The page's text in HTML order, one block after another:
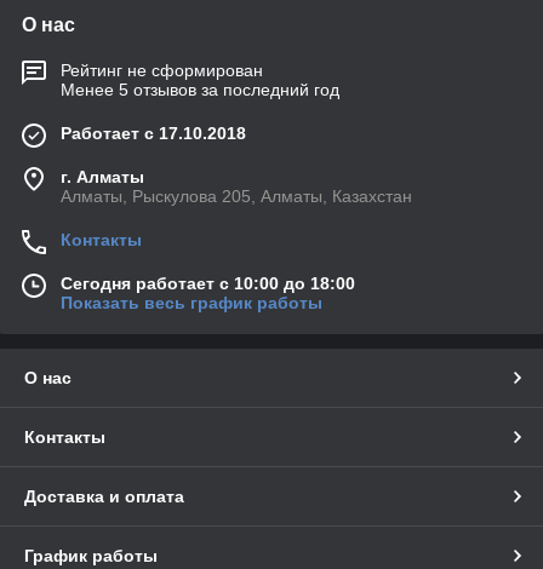
О нас
Рейтинг не сформирован
Менее 5 отзывов за последний год
Работает с 17.10.2018
г. Алматы
Алматы, Рыскулова 205, Алматы, Казахстан
Контакты
Сегодня работает с 10:00 до 18:00
Показать весь график работы
О нас
Контакты
Доставка и оплата
График работы